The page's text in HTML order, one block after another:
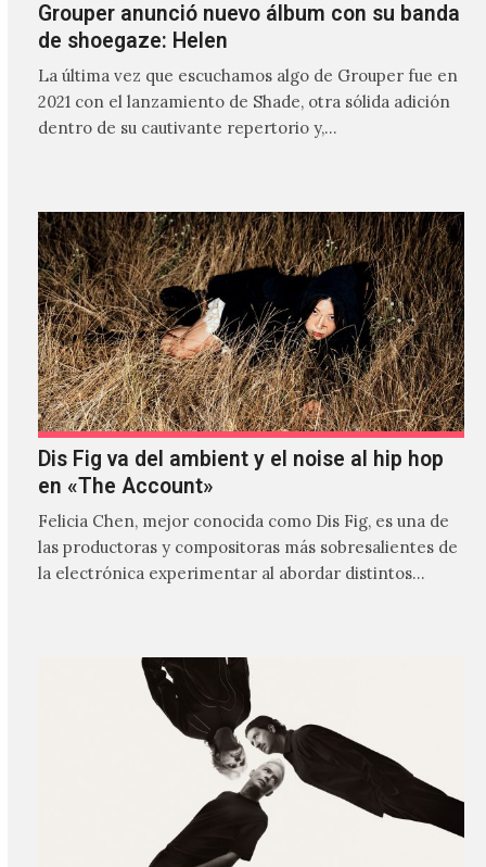
Grouper anunció nuevo álbum con su banda
de shoegaze: Helen
La última vez que escuchamos algo de Grouper fue en
2021 con el lanzamiento de Shade, otra sólida adición
dentro de su cautivante repertorio y,…
Dis Fig va del ambient y el noise al hip hop
en «The Account»
Felicia Chen, mejor conocida como Dis Fig, es una de
las productoras y compositoras más sobresalientes de
la electrónica experimentar al abordar distintos